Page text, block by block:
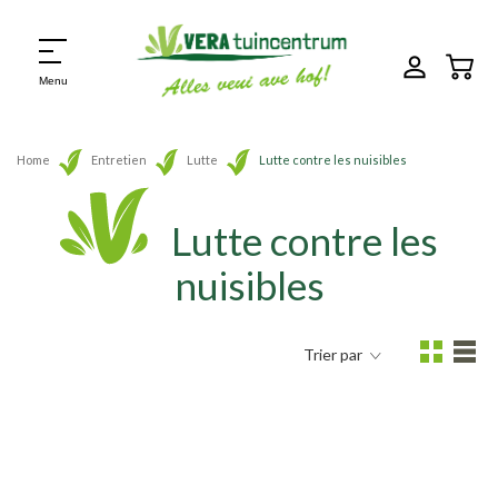
Menu
Home Entretien Lutte Lutte contre les nuisibles
Lutte contre les
nuisibles
Trier par